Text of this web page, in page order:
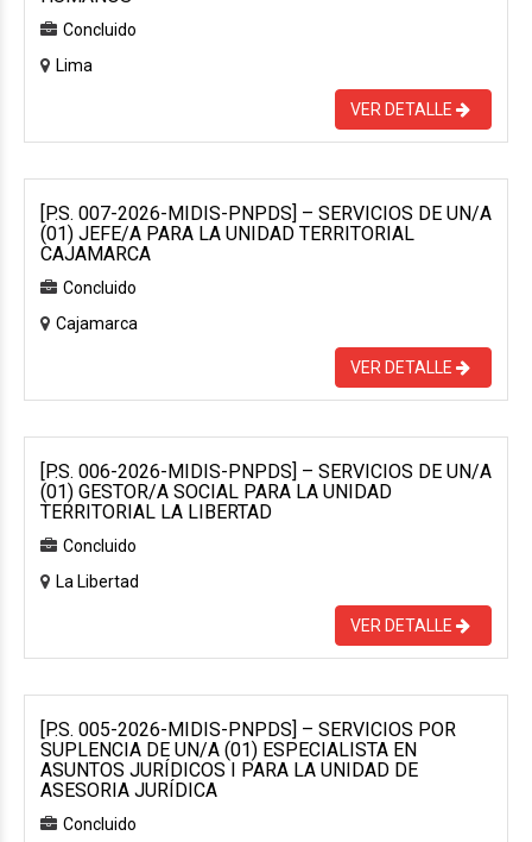
Concluido
Lima
VER DETALLE
[P.S. 007-2026-MIDIS-PNPDS] – SERVICIOS DE UN/A
(01) JEFE/A PARA LA UNIDAD TERRITORIAL
CAJAMARCA
Concluido
Cajamarca
VER DETALLE
[P.S. 006-2026-MIDIS-PNPDS] – SERVICIOS DE UN/A
(01) GESTOR/A SOCIAL PARA LA UNIDAD
TERRITORIAL LA LIBERTAD
Concluido
La Libertad
VER DETALLE
[P.S. 005-2026-MIDIS-PNPDS] – SERVICIOS POR
SUPLENCIA DE UN/A (01) ESPECIALISTA EN
ASUNTOS JURÍDICOS I PARA LA UNIDAD DE
ASESORIA JURÍDICA
Concluido